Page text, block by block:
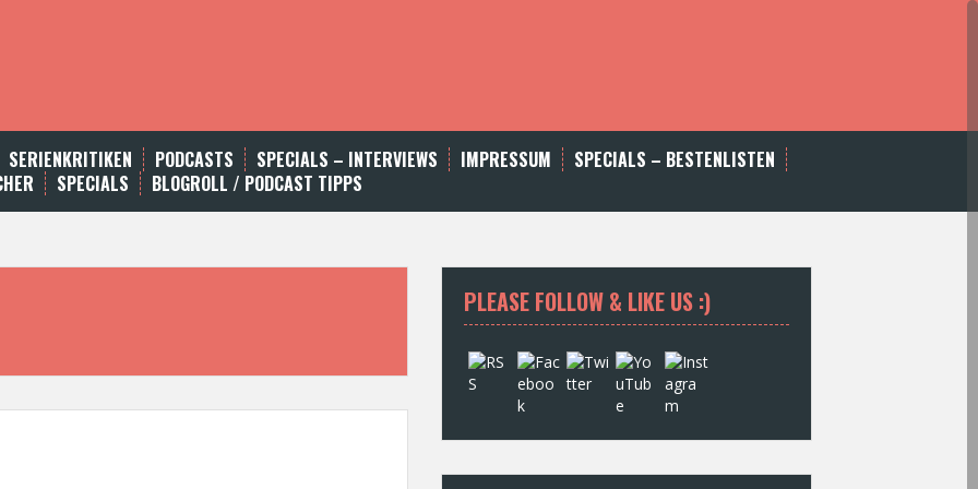
SERIENKRITIKEN PODCASTS SPECIALS – INTERVIEWS IMPRESSUM
SPECIALS – BESTENLISTEN
SPECIALS BLOGROLL / PODCAST TIPPS
PLEASE FOLLOW & LIKE US :)